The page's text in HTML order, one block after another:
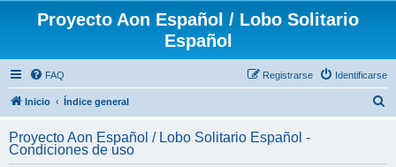
Proyecto Aon Español / Lobo Solitario
Español
FAQ Identificarse
Registrarse
Inicio Índice general
c
Proyecto Aon Español / Lobo Solitario Español -
Condiciones de uso